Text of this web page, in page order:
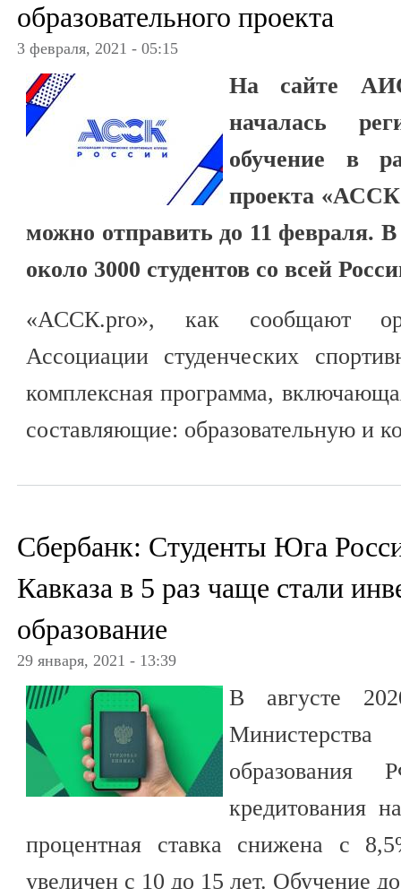
образовательного проекта
3 февраля, 2021 - 05:15
На сайте
началась
обучение в
проекта
можно отправить до 11 февраля.
около 3000 студентов со всей
«АССК.pro», как сообщают
Ассоциации студенческих
комплексная программа,
составляющие: образовательную и
Сбербанк: Студенты Юга
Кавказа в 5 раз чаще стали
образование
29 января, 2021 - 13:39
В августе
образования
кредитования
процентная ставка снижена с
увеличен с 10 до 15 лет. Обучение